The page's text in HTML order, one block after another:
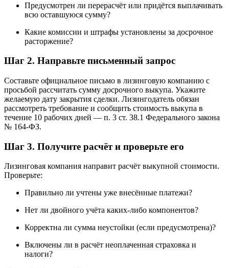
Предусмотрен ли перерасчёт или придётся выплачивать
всю оставшуюся сумму?
Какие комиссии и штрафы установлены за досрочное
расторжение?
Шаг 2. Направьте письменный запрос
Составьте официальное письмо в лизинговую компанию с
просьбой рассчитать сумму досрочного выкупа. Укажите
желаемую дату закрытия сделки. Лизингодатель обязан
рассмотреть требование и сообщить стоимость выкупа в
течение 10 рабочих дней — п. 3 ст. 38.1 Федерального закона
№ 164-ФЗ.
Шаг 3. Получите расчёт и проверьте его
Лизинговая компания направит расчёт выкупной стоимости.
Проверьте:
Правильно ли учтены уже внесённые платежи?
Нет ли двойного учёта каких-либо компонентов?
Корректна ли сумма неустойки (если предусмотрена)?
Включены ли в расчёт неоплаченная страховка и
налоги?